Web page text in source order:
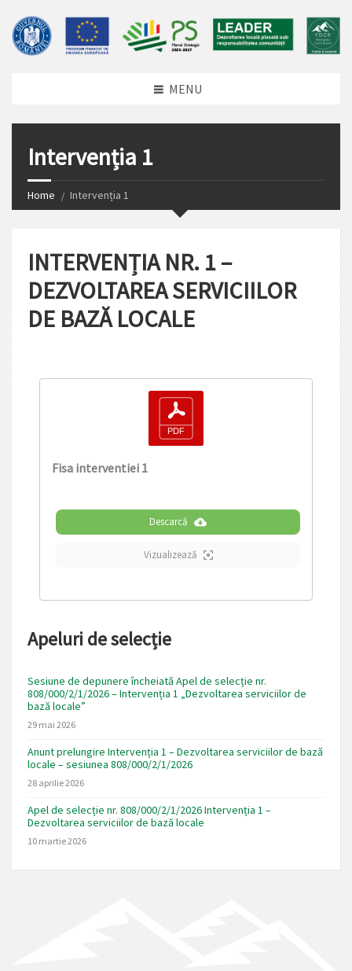
MENU
Intervenția 1
Home Intervenția 1
INTERVENȚIA NR. 1 –
DEZVOLTAREA SERVICIILOR
DE BAZĂ LOCALE
Fisa interventiei 1
Descarcă
Vizualizează
Apeluri de selecție
Sesiune de depunere încheiată Apel de selecție nr.
808/000/2/1/2026 – Intervenția 1 „Dezvoltarea serviciilor de
bază locale”
29 mai 2026
Anunt prelungire Intervenția 1 – Dezvoltarea serviciilor de bază
locale – sesiunea 808/000/2/1/2026
28 aprilie 2026
Apel de selecție nr. 808/000/2/1/2026 Intervenția 1 –
Dezvoltarea serviciilor de bază locale
10 martie 2026